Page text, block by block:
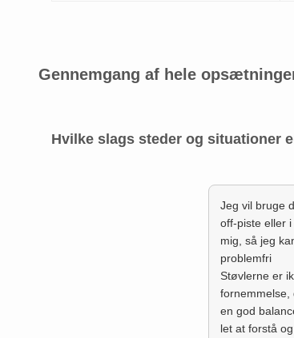
Gennemgang af hele
Hvilke slags steder og situationer
Jeg vil bruge
off-piste eller
mig, så jeg
problemfri
Støvlerne er
fornemmelse,
en god
let at forstå